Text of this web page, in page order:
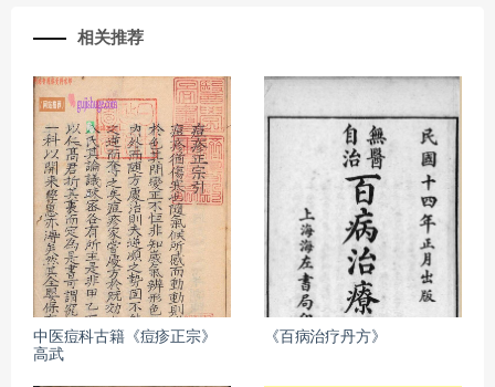
相关推荐
中医痘科古籍《痘疹正宗》
高武
《百病治疗丹方》